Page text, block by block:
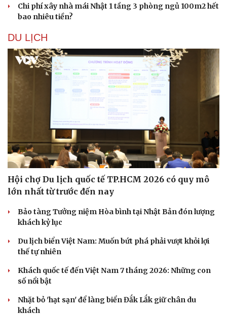
Chi phí xây nhà mái Nhật 1 tầng 3 phòng ngủ 100m2 hết
bao nhiêu tiền?
DU LỊCH
Hội chợ Du lịch quốc tế TP.HCM 2026 có quy mô
lớn nhất từ trước đến nay
Bảo tàng Tưởng niệm Hòa bình tại Nhật Bản đón lượng
khách kỷ lục
Du lịch biển Việt Nam: Muốn bứt phá phải vượt khỏi lợi
thế tự nhiên
Khách quốc tế đến Việt Nam 7 tháng 2026: Những con
số nổi bật
Nhặt bỏ 'hạt sạn' để làng biển Đắk Lắk giữ chân du
khách